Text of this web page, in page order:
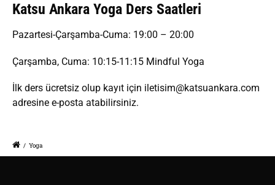
Katsu Ankara Yoga Ders Saatleri
Pazartesi-Çarşamba-Cuma: 19:00 – 20:00
Çarşamba, Cuma: 10:15-11:15 Mindful Yoga
İlk ders ücretsiz olup kayıt için iletisim@katsuankara.com
adresine e-posta atabilirsiniz.
/ Yoga